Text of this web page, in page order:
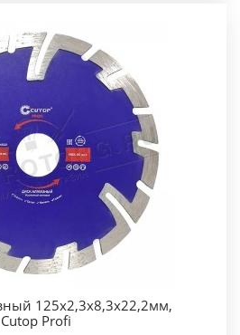
125х2,3х8,3х22,2мм,
Profi